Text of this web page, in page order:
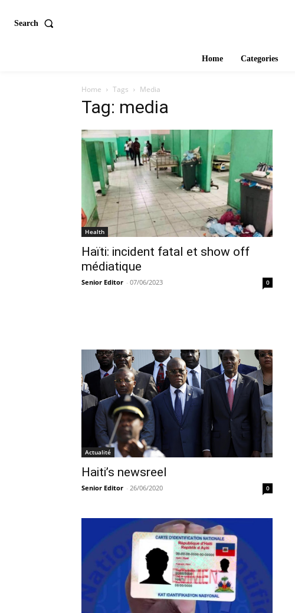
Search
Home Categories
Home Tags Media
Tag: media
Health
Haïti: incident fatal et show off
médiatique
Senior Editor - 07/06/2023 0
Actualité
Haiti’s newsreel
Senior Editor - 26/06/2020 0